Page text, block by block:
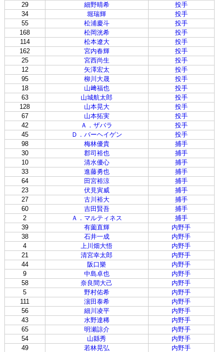
29
細野晴希
投手
34
堀瑞輝
投手
55
松浦慶斗
投手
168
松岡洸希
投手
114
松本遼大
投手
162
宮内春輝
投手
25
宮西尚生
投手
12
矢澤宏太
投手
95
柳川大晟
投手
18
山﨑福也
投手
63
山城航太郎
投手
128
山本晃大
投手
67
山本拓実
投手
42
Ａ．ザバラ
投手
45
Ｄ．バーヘイゲン
投手
98
梅林優貴
捕手
30
郡司裕也
捕手
10
清水優心
捕手
33
進藤勇也
捕手
64
田宮裕涼
捕手
23
伏見寅威
捕手
27
古川裕大
捕手
60
吉田賢吾
捕手
2
Ａ．マルティネス
捕手
39
有薗直輝
内野手
38
石井一成
内野手
4
上川畑大悟
内野手
21
清宮幸太郎
内野手
44
阪口樂
内野手
9
中島卓也
内野手
58
奈良間大己
内野手
5
野村佑希
内野手
111
濵田泰希
内野手
56
細川凌平
内野手
43
水野達稀
内野手
65
明瀬諒介
内野手
54
山縣秀
内野手
49
若林晃弘
内野手